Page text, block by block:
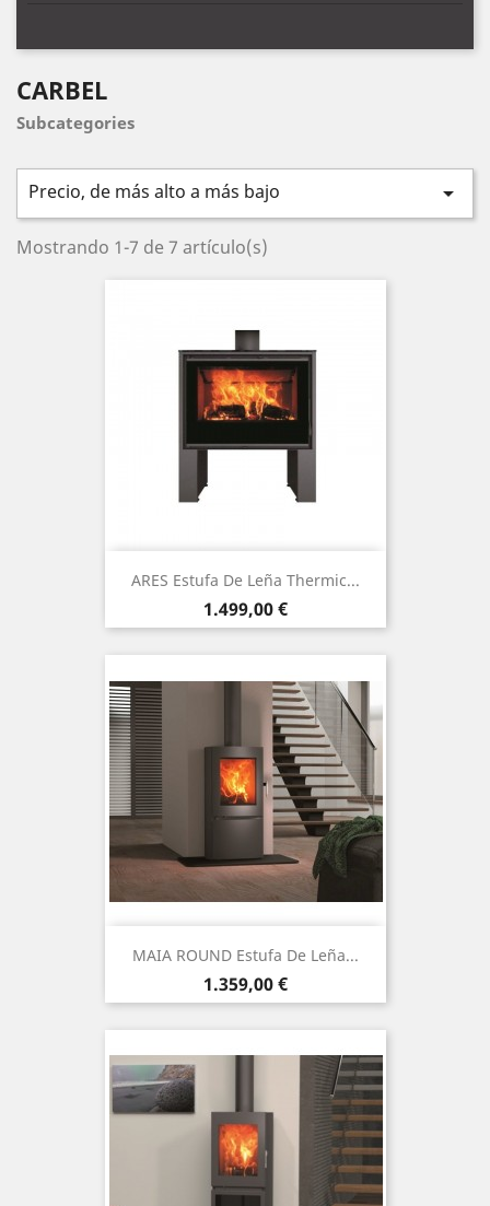
CARBEL
Subcategories
Precio, de más alto a más bajo 
Mostrando 1-7 de 7 artículo(s)
ARES Estufa De Leña Thermic...
Precio
1.499,00 €
MAIA ROUND Estufa De Leña...
Precio
1.359,00 €